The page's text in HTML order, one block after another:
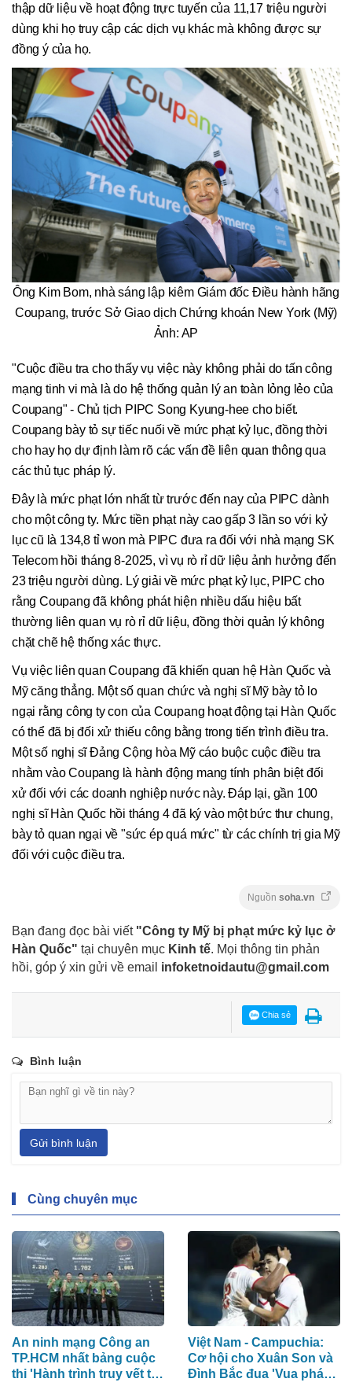
thập dữ liệu về hoạt động trực tuyến của 11,17 triệu người
dùng khi họ truy cập các dịch vụ khác mà không được sự
đồng ý của họ.
Ông Kim Bom, nhà sáng lập kiêm Giám đốc Điều hành hãng
Coupang, trước Sở Giao dịch Chứng khoán New York (Mỹ)
Ảnh: AP
"Cuộc điều tra cho thấy vụ việc này không phải do tấn công
mạng tinh vi mà là do hệ thống quản lý an toàn lỏng lẻo của
Coupang" - Chủ tịch PIPC Song Kyung-hee cho biết.
Coupang bày tỏ sự tiếc nuối về mức phạt kỷ lục, đồng thời
cho hay họ dự định làm rõ các vấn đề liên quan thông qua
các thủ tục pháp lý.
Đây là mức phạt lớn nhất từ trước đến nay của PIPC dành
cho một công ty. Mức tiền phạt này cao gấp 3 lần so với kỷ
lục cũ là 134,8 tỉ won mà PIPC đưa ra đối với nhà mạng SK
Telecom hồi tháng 8-2025, vì vụ rò rỉ dữ liệu ảnh hưởng đến
23 triệu người dùng. Lý giải về mức phạt kỷ lục, PIPC cho
rằng Coupang đã không phát hiện nhiều dấu hiệu bất
thường liên quan vụ rò rỉ dữ liệu, đồng thời quản lý không
chặt chẽ hệ thống xác thực.
Vụ việc liên quan Coupang đã khiến quan hệ Hàn Quốc và
Mỹ căng thẳng. Một số quan chức và nghị sĩ Mỹ bày tỏ lo
ngại rằng công ty con của Coupang hoạt động tại Hàn Quốc
có thể đã bị đối xử thiếu công bằng trong tiến trình điều tra.
Một số nghị sĩ Đảng Cộng hòa Mỹ cáo buộc cuộc điều tra
nhằm vào Coupang là hành động mang tính phân biệt đối
xử đối với các doanh nghiệp nước này. Đáp lại, gần 100
nghị sĩ Hàn Quốc hồi tháng 4 đã ký vào một bức thư chung,
bày tỏ quan ngại về "sức ép quá mức" từ các chính trị gia Mỹ
đối với cuộc điều tra.
Nguồn soha.vn
Bạn đang đọc bài viết "Công ty Mỹ bị phạt mức kỷ lục ở
Hàn Quốc" tại chuyên mục Kinh tế. Mọi thông tin phản
hồi, góp ý xin gửi về email infoketnoidautu@gmail.com
Chia sẻ
Bình luận
Gửi bình luận
Cùng chuyên mục
An ninh mạng Công an
TP.HCM nhất bảng cuộc
thi 'Hành trình truy vết tội
Việt Nam - Campuchia:
Cơ hội cho Xuân Son và
Đình Bắc đua 'Vua phá